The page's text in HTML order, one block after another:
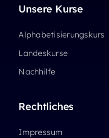
Unsere Kurse
Alphabetisierungskurs
Landeskurse
Nachhilfe
Rechtliches
Impressum